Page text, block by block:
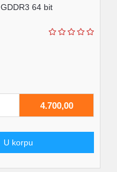
64 bit
4.700,00
U korpu